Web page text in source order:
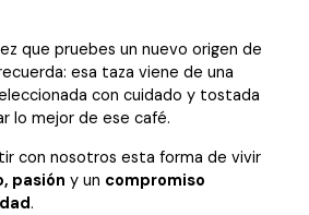
que pruebes un nuevo origen de
esa taza viene de una
con cuidado y tostada
lo mejor de ese café.
con nosotros esta forma de vivir
pasión y un compromiso
.